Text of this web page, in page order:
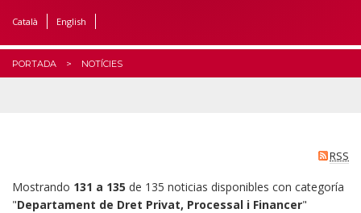
Català English
PORTADA NOTÍCIES
RSS
Mostrando 131 a 135 de 135 noticias disponibles con categoría
"Departament de Dret Privat, Processal i Financer"